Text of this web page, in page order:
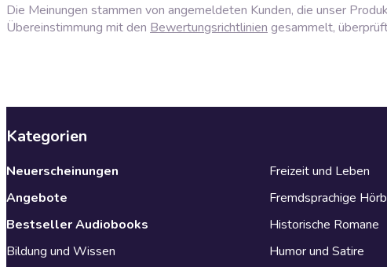
Die Meinungen stammen von angemeldeten Kunden, die unser
Übereinstimmung mit den Bewertungsrichtlinien gesammelt,
Kategorien
Neuerscheinungen
Angebote
Bestseller Audiobooks
Bildung und Wissen
Freizeit und Leben
Fremdsprachige
Historische Romane
Humor und Satire